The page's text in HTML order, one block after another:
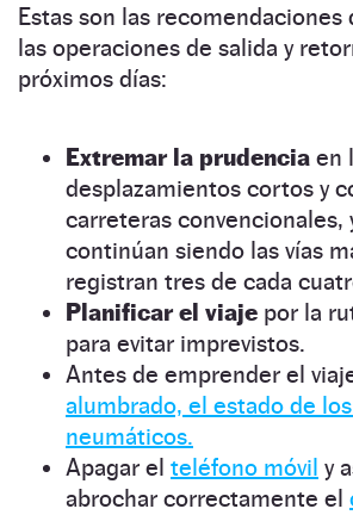
Estas son las recomendaciones
las operaciones de salida y
próximos días:
Extremar la prudencia en
desplazamientos cortos y
carreteras convencionales,
continúan siendo las vías
registran tres de cada
Planificar el viaje por la
para evitar imprevistos.
Antes de emprender el
alumbrado, el estado de
neumáticos.
Apagar el teléfono móvil y
abrochar correctamente el